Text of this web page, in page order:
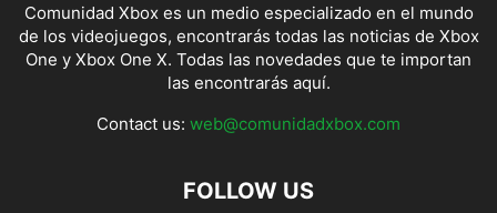
Comunidad Xbox es un medio especializado en el mundo
de los videojuegos, encontrarás todas las noticias de Xbox
One y Xbox One X. Todas las novedades que te importan
las encontrarás aquí.
Contact us: web@comunidadxbox.com
FOLLOW US